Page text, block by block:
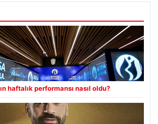
haftalık performansı nasıl oldu?